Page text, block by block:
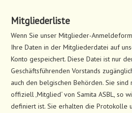
Mitgliederliste
Wenn Sie unser Mitglieder-
Ihre Daten in der Mitgliederdatei auf
Konto gespeichert. Diese Datei ist nur
Geschäftsführenden Vorstands
auch den belgischen Behörden. Sie sind
offiziell ‚Mitglied‘ von Samita ASBL, so
definiert ist. Sie erhalten die Protokolle